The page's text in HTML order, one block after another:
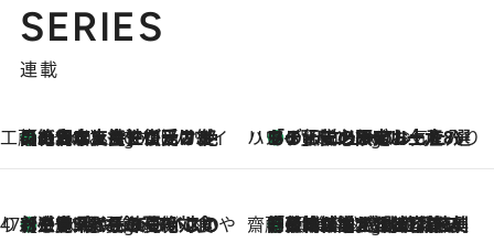
SERIES
連載
工藤まやのおもてなしハワイ
5 Hours Ago
【ハワイ土産】ローカルの絶大な支持で復活！ 絶品の幻クッキー《元ファンの日本人女性が受け継いだ名店》 ハワイ賢者 リサのお気に入りリスト5 Hours Ago
あの伝説の限定トートも！ リニューアルした「ディーン＆デルーカ ハワイ」で必須のお土産8選
47都道府県の手みやげ ひんやりスイーツで夏を満喫
5 Hours Ago
【三重県】この夏絶対食べたい 冷やしておいしいおやつ3選 お餅×アイスの新感覚スイーツ 齋藤 薫 美容脳ルネサンス
5 Hours Ago
「荷物が増えるほど旅ストレスは増す」美容ジャーナリストがたどり着いた最終結論。“化粧品を劇的に減らす”感動の凝縮美容とは